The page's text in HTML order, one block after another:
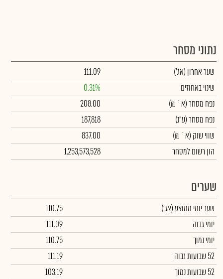
נתוני מסחר
שער אחרון (אג')
111.09
שינוי באחוזים
0.31%
נפח מסחר(א` ₪)
208.00
נפח מסחר(ע"נ)
187,818
שווי שוק (א` ₪)
837.00
הון רשום למסחר
1,253,573,528
שערים
שער יומי ממוצע(אג')
110.75
יומי גבוה
111.09
יומי נמוך
110.75
52 שבועות גבוה
111.19
52 שבועות נמוך
103.19